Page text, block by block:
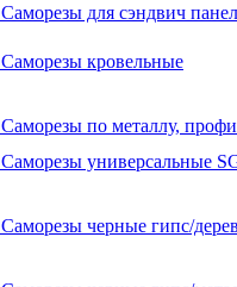
Саморезы для сэндвич
Саморезы кровельные
Саморезы по металлу,
Саморезы универсальные
Саморезы черные гипс/